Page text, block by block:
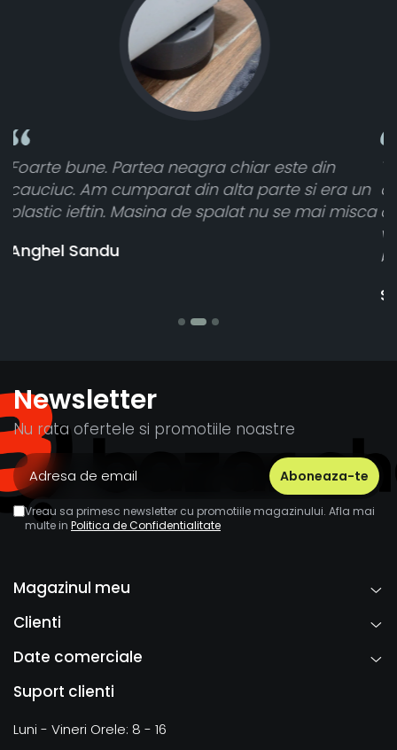
un
Toate sunt foarte luminoase și funcționează
atât de bine în curtea din spate. A primit
cele 8 bucati dar una nu a funcționat,
banii pentru 1 bucata, Multumesc
Newsletter
Nu rata ofertele si promotiile noastre
Vreau sa primesc newsletter cu promotiile magazinului. Afla mai
multe in Politica de Confidentialitate
Magazinul meu
Clienti
Date comerciale
Suport clienti
Luni - Vineri Orele: 8 - 16